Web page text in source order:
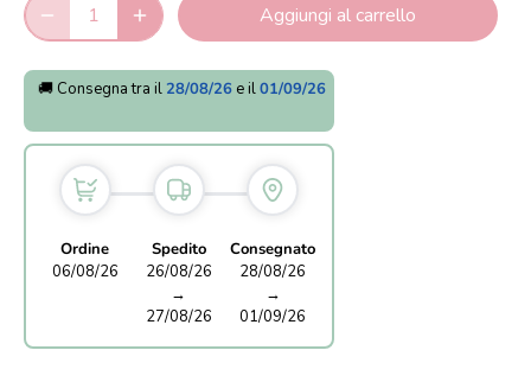
Aggiungi al carrello
🚚 Consegna tra il 28/08/26 e il01/09/26
Ordine
06/08/26
Spedito
26/08/26
→
27/08/26
Consegnato
28/08/26
→
01/09/26